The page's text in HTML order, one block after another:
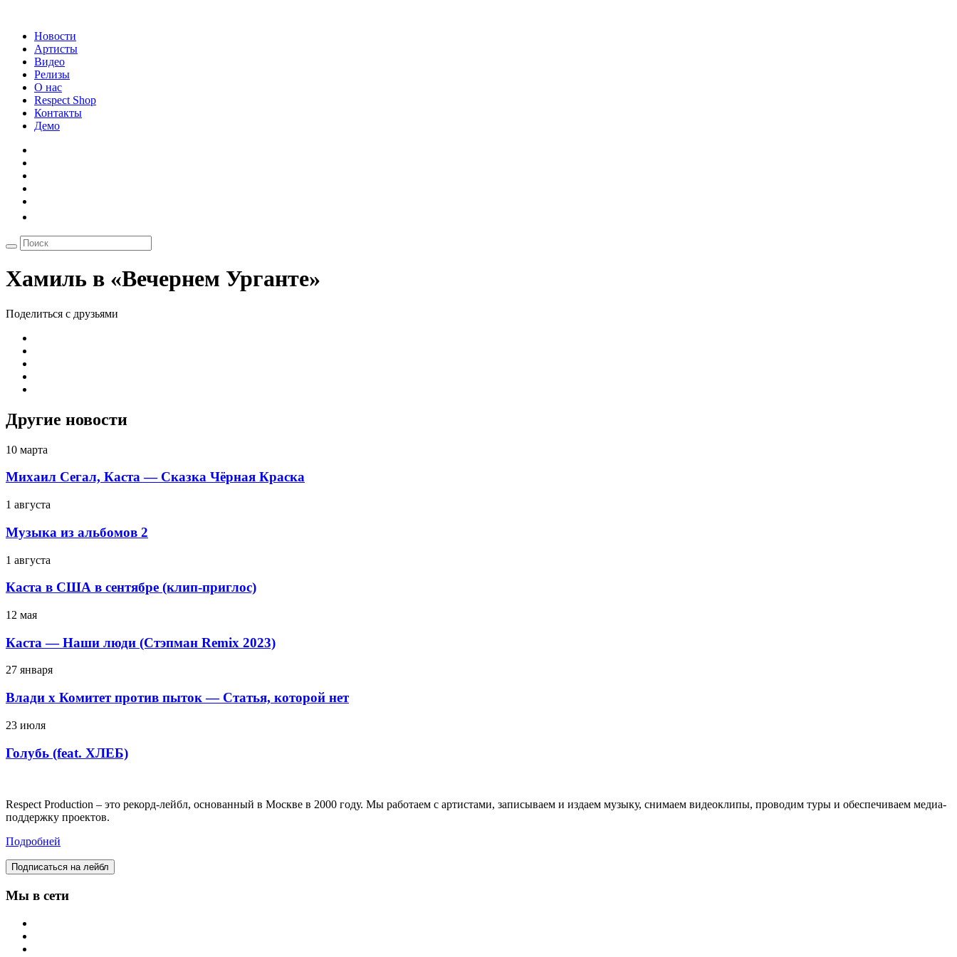
Новости
Артисты
Видео
Релизы
О нас
Respect Shop
Контакты
Демо
Хамиль в «Вечернем Урганте»
Поделиться с друзьями
Другие новости
10 марта
Михаил Сегал, Каста — Сказка Чёрная Краска
1 августа
Музыка из альбомов 2
1 августа
Каста в США в сентябре (клип-приглос)
12 мая
Каста — Наши люди (Стэпман Remix 2023)
27 января
Влади х Комитет против пыток — Статья, которой нет
23 июля
Голубь (feat. ХЛЕБ)
Respect Production – это рекорд-лейбл, основанный в Москве в 2000 году. Мы работаем с артистами, записываем и издаем музыку, снимаем видеоклипы, проводим туры и обеспечиваем медиа-
поддержку проектов.
Подробней
Подписаться на лейбл
Мы в сети